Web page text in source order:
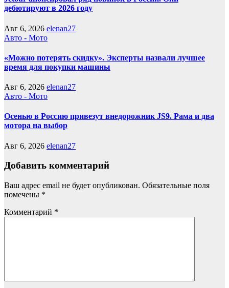
дебютируют в 2026 году
Авг 6, 2026 elenan27
Авто - Мото
«Можно потерять скидку». Эксперты назвали лучшее
время для покупки машины
Авг 6, 2026 elenan27
Авто - Мото
Осенью в Россию привезут внедорожник JS9. Рама и два
мотора на выбор
Авг 6, 2026 elenan27
Добавить комментарий
Ваш адрес email не будет опубликован. Обязательные поля
помечены *
Комментарий *